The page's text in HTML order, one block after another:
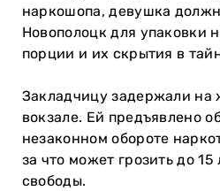
наркошопа, девушка
Новополоцк для упаковки
порции и их скрытия в
Закладчицу задержали
вокзале. Ей предъявлено
незаконном обороте
за что может грозить до
свободы.